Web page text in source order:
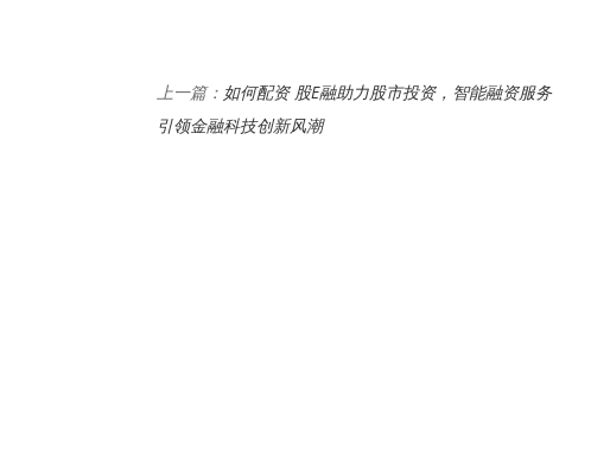
上一篇： 如何配资 股E融助力股市投资，智能融资服务
引领金融科技创新风潮